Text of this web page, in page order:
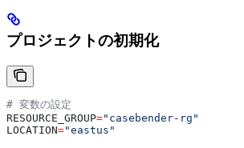
プロジェクトの初期化
# 変数の設定
RESOURCE_GROUP="casebender-rg"
LOCATION="eastus"